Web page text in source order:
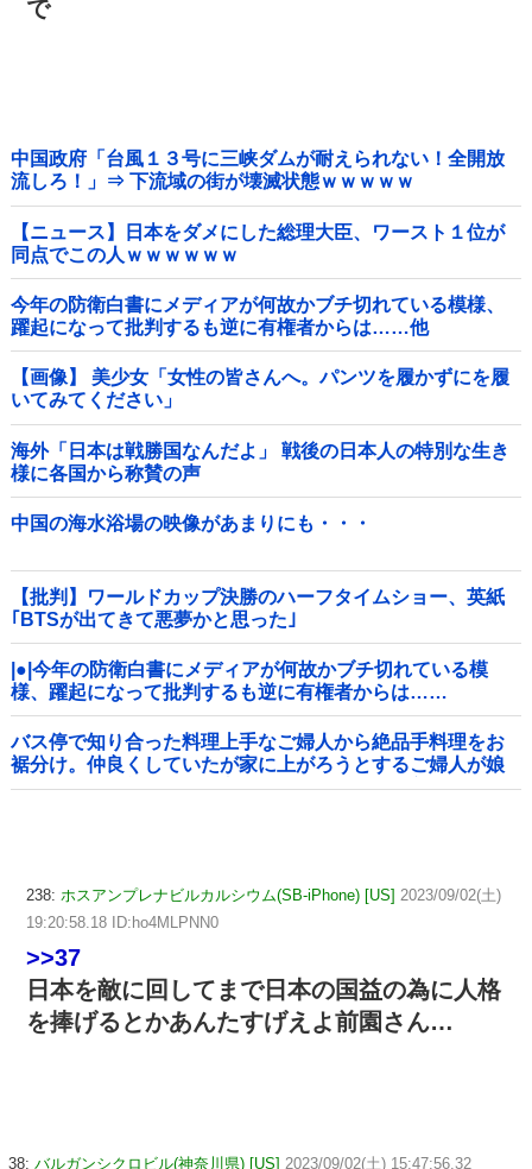
で
中国政府「台風１３号に三峡ダムが耐えられない！全開放
流しろ！」⇒ 下流域の街が壊滅状態ｗｗｗｗｗ
【ニュース】日本をダメにした総理大臣、ワースト１位が
同点でこの人ｗｗｗｗｗｗ
今年の防衛白書にメディアが何故かブチ切れている模様、
躍起になって批判するも逆に有権者からは……他
【画像】 美少女「女性の皆さんへ。パンツを履かずにを履
いてみてください」
海外「日本は戦勝国なんだよ」 戦後の日本人の特別な生き
様に各国から称賛の声
中国の海水浴場の映像があまりにも・・・
【批判】ワールドカップ決勝のハーフタイムショー、英紙
｢BTSが出てきて悪夢かと思った｣
|●|今年の防衛白書にメディアが何故かブチ切れている模
様、躍起になって批判するも逆に有権者からは……
バス停で知り合った料理上手なご婦人から絶品手料理をお
裾分け。仲良くしていたが家に上がろうとするご婦人が娘
に放った『失礼すぎる一言』に絶句←手料理は美味しかっ
238: ホスアンプレナビルカルシウム(SB-iPhone) [US] 2023/09/02(土)
19:20:58.18 ID:ho4MLPNN0
>>37
日本を敵に回してまで日本の国益の為に人格
を捧げるとかあんたすげえよ前園さん…
38: バルガンシクロビル(神奈川県) [US] 2023/09/02(土) 15:47:56.32